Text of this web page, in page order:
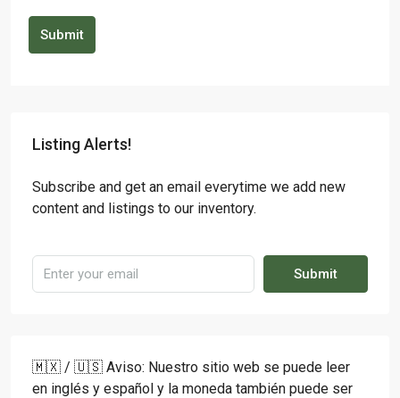
Submit
Listing Alerts!
Subscribe and get an email everytime we add new
content and listings to our inventory.
Submit
🇲🇽 / 🇺🇸 Aviso: Nuestro sitio web se puede leer
en inglés y español y la moneda también puede ser